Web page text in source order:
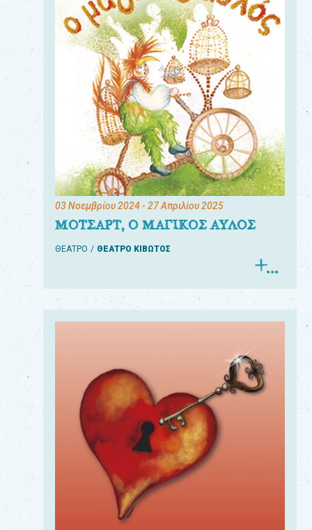
03 Νοεμβρίου 2024- 27 Απριλίου 2025
ΜΟΤΣΑΡΤ, Ο ΜΑΓΙΚΟΣ ΑΥΛΟΣ
ΘΕΑΤΡΟ ΘΕΑΤΡΟ ΚΙΒΩΤΟΣ